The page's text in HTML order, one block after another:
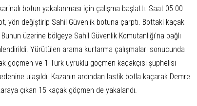
botun yakalanması için çalışma başlattı. Saat 05.00
yön değiştirip Sahil Güvenlik botuna çarptı. Bottaki kaçak
üzerine bölgeye Sahil Güvenlik Komutanlığı'na bağlı
Yürütülen arama kurtarma çalışmaları sonucunda
göçmen ve 1 Türk uyruklu göçmen kaçakçısı şüphelisi
ulaşıldı. Kazanın ardından lastik botla kaçarak Demre
çıkan 15 kaçak göçmen de yakalandı.